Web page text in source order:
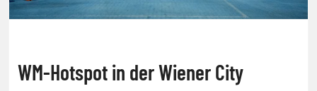
WM-Hotspot in der Wiener City